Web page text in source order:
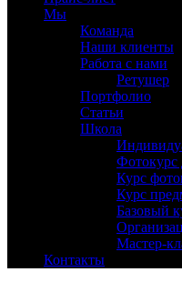
Мы
Команда
Наши клиенты
Работа с нами
Ретушер
Портфолио
Статьи
Школа
Курс
Курс
Базовый
Мастер-
Контакты